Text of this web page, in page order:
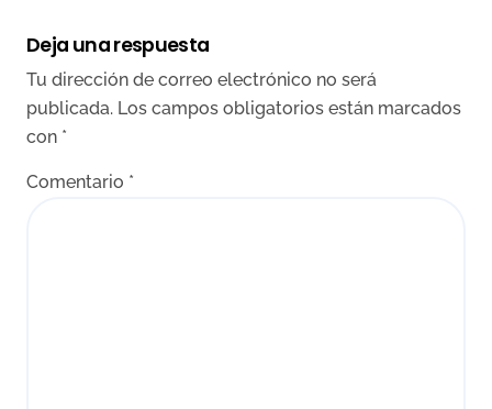
Deja una respuesta
Tu dirección de correo electrónico no será
publicada. Los campos obligatorios están marcados
con *
Comentario *